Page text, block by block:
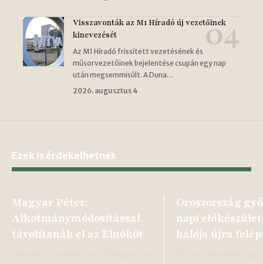
Visszavonták az M1 Híradó új vezetőinek
kinevezését
Az M1 Híradó frissített vezetésének és
műsorvezetőinek bejelentése csupán egy nap
után megsemmisült. A Duna…
2026. augusztus 4
Ezek is érdekelhetnek
Magyar Péter:
Alkotmánymódosítással
távolítanák el az Elnököt
Oroszország
napi
hálója újra